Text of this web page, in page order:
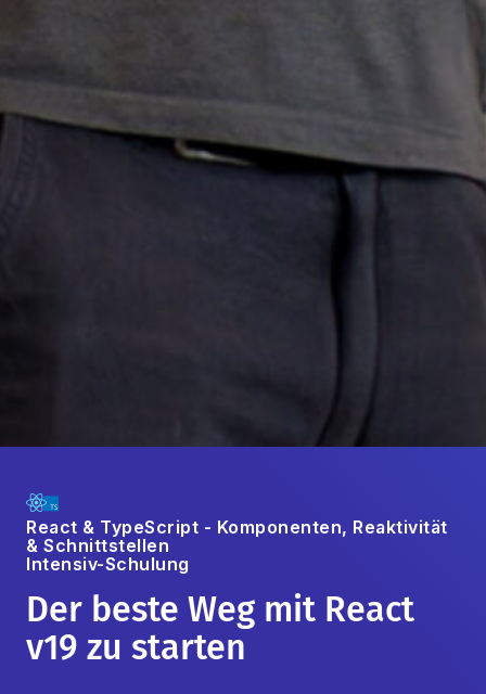
React & TypeScript - Komponenten, Reaktivität
& Schnittstellen
Intensiv-Schulung
Der beste Weg mit React
v19 zu starten